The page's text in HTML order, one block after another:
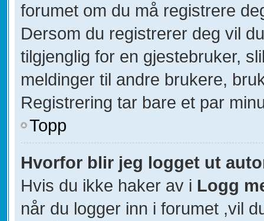
forumet om du må registrere
Dersom du registrerer deg vil
tilgjenglig for en gjestebruker,
meldinger til andre brukere,
Registrering tar bare et par
Topp
Hvorfor blir jeg logget ut
Hvis du ikke haker av i Logg
når du logger inn i forumet ,vil